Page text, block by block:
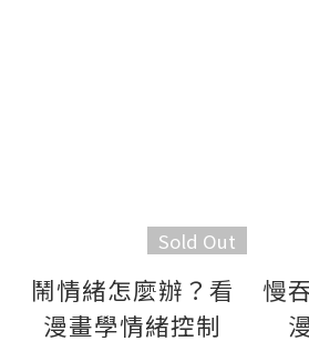
Sold Out
鬧情緒怎麼辦？看
漫畫學情緒控制
慢